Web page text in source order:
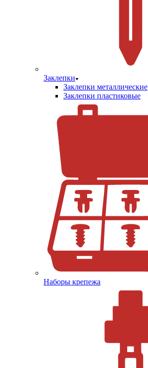
Заклепки
Заклепки металлические
Заклепки пластиковые
Наборы крепежа